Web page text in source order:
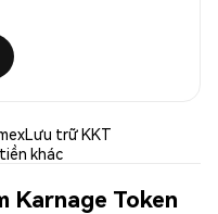
Lưu trữ KKT
khác
Karnage Token